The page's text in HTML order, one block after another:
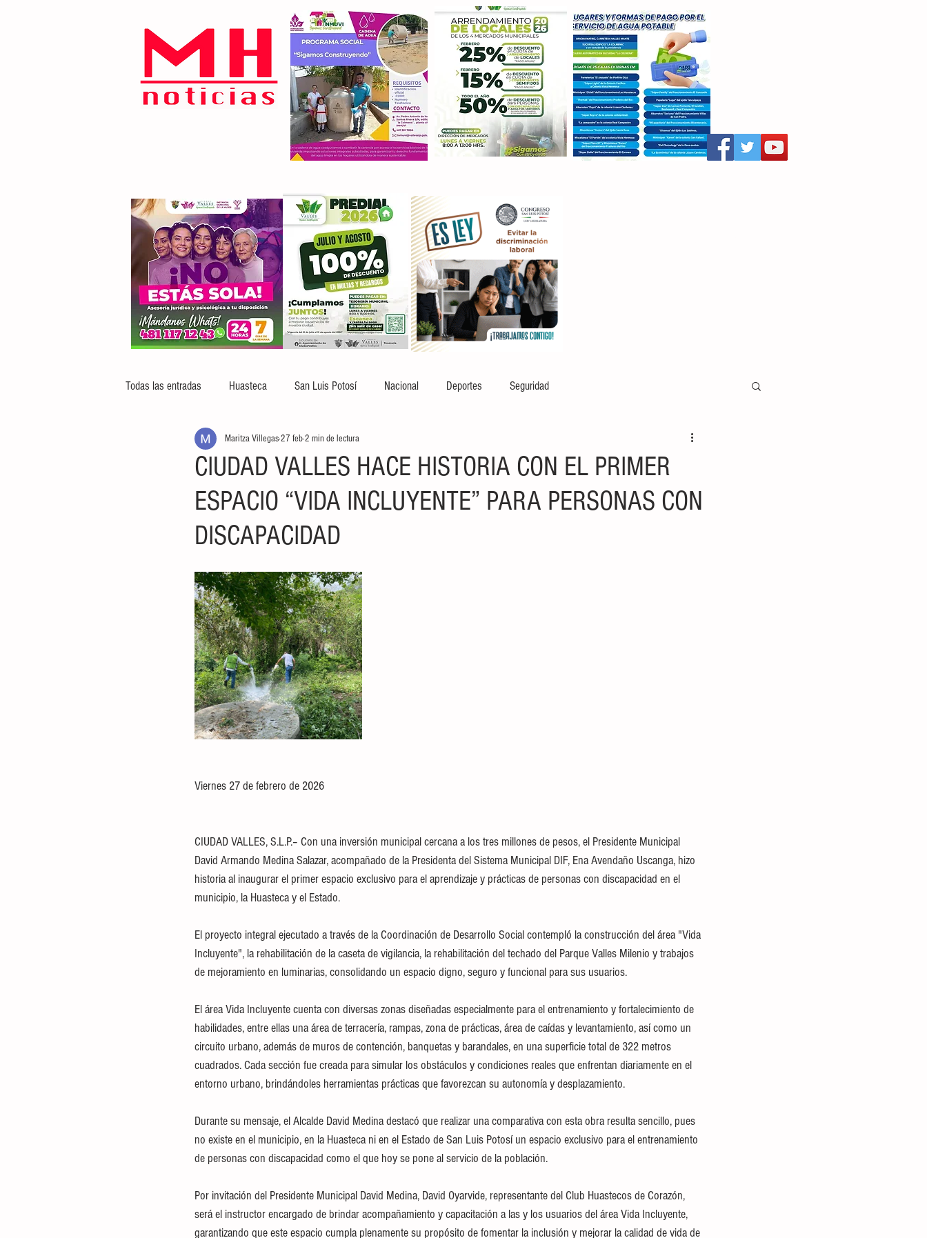
Todas las entradas Huasteca San Luis Potosí Nacional Deportes Seguridad
CIUDAD VALLES HACE HISTORIA CON EL PRIMER
ESPACIO “VIDA INCLUYENTE” PARA PERSONAS CON
DISCAPACIDAD
Maritza Villegas27 feb2 min de lectura
Viernes 27 de febrero de 2026
CIUDAD VALLES, S.L.P.– Con una inversión municipal cercana a los tres millones de pesos, el Presidente Municipal
David Armando Medina Salazar, acompañado de la Presidenta del Sistema Municipal DIF, Ena Avendaño Uscanga, hizo
historia al inaugurar el primer espacio exclusivo para el aprendizaje y prácticas de personas con discapacidad en el
municipio, la Huasteca y el Estado.
El proyecto integral ejecutado a través de la Coordinación de Desarrollo Social contempló la construcción del área "Vida
Incluyente", la rehabilitación de la caseta de vigilancia, la rehabilitación del techado del Parque Valles Milenio y trabajos
de mejoramiento en luminarias, consolidando un espacio digno, seguro y funcional para sus usuarios.
El área Vida Incluyente cuenta con diversas zonas diseñadas especialmente para el entrenamiento y fortalecimiento de
habilidades, entre ellas una área de terracería, rampas, zona de prácticas, área de caídas y levantamiento, así como un
circuito urbano, además de muros de contención, banquetas y barandales, en una superficie total de 322 metros
cuadrados. Cada sección fue creada para simular los obstáculos y condiciones reales que enfrentan diariamente en el
entorno urbano, brindándoles herramientas prácticas que favorezcan su autonomía y desplazamiento.
Durante su mensaje, el Alcalde David Medina destacó que realizar una comparativa con esta obra resulta sencillo, pues
no existe en el municipio, en la Huasteca ni en el Estado de San Luis Potosí un espacio exclusivo para el entrenamiento
de personas con discapacidad como el que hoy se pone al servicio de la población.
Por invitación del Presidente Municipal David Medina, David Oyarvide, representante del Club Huastecos de Corazón,
será el instructor encargado de brindar acompañamiento y capacitación a las y los usuarios del área Vida Incluyente,
garantizando que este espacio cumpla plenamente su propósito de fomentar la inclusión y mejorar la calidad de vida de